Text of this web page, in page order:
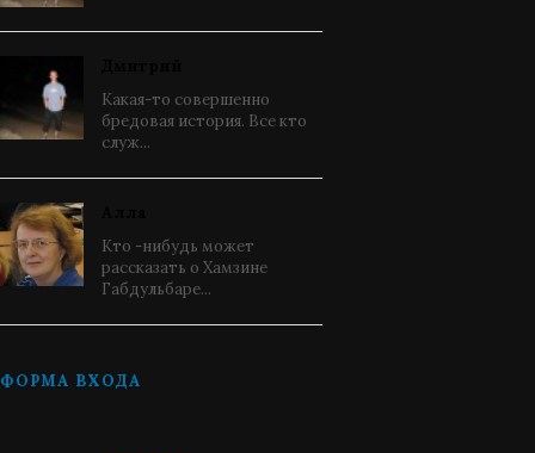
Какая-то совершенно
бредовая история. Все кто
служ...
Кто -нибудь может
рассказать о Хамзине
Габдульбаре...
ФОРМА ВХОДА